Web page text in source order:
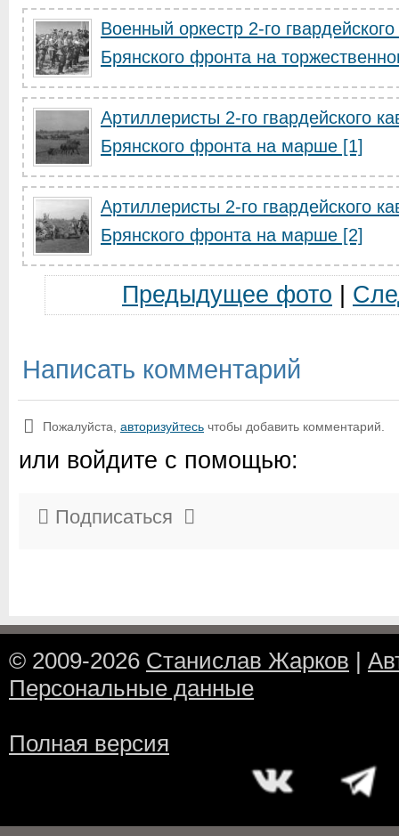
Военный оркестр 2-го
Брянского фронта на
Артиллеристы 2-го гвардейского
Брянского фронта на марше [1]
Артиллеристы 2-го гвардейского
Брянского фронта на марше [2]
Предыдущее фото
Написать комментарий
Пожалуйста, авторизуйтесь чтобы добавить комментарий.
или войдите с помощью:
Подписаться
© 2009-2026 Станислав Жарков |
Персональные данные
Полная версия